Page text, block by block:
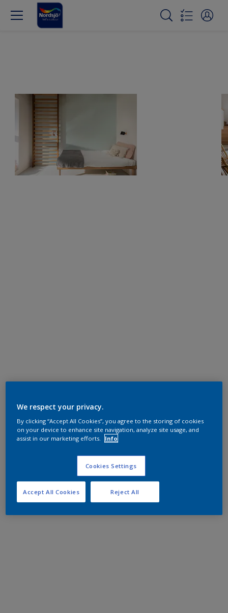
We respect your privacy.
By clicking “Accept All Cookies”, you agree to the storing of cookies
on your device to enhance site navigation, analyze site usage, and
assist in our marketing efforts.
Info
Cookies Settings
Reject All
Accept All Cookies